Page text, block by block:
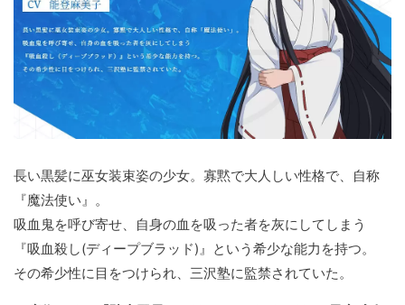
長い黒髪に巫女装束姿の少女。寡黙で大人しい性格で、自称
『魔法使い』。
吸血鬼を呼び寄せ、自身の血を吸った者を灰にしてしまう
『吸血殺し(ディープブラッド)』という希少な能力を持つ。
その希少性に目をつけられ、三沢塾に監禁されていた。